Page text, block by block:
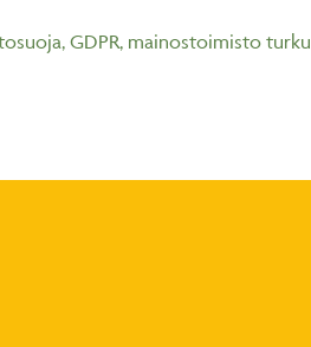
, GDPR, mainostoimisto turku